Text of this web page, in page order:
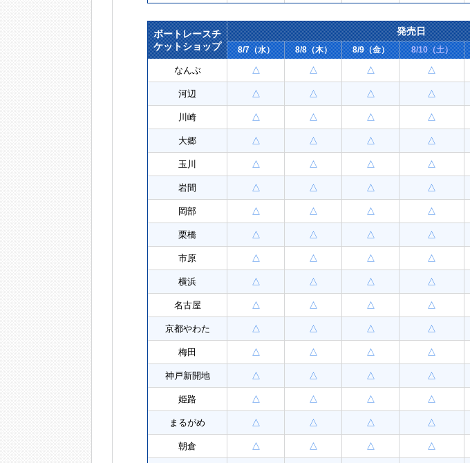
ボートレースチ
ケットショップ
発売日
8/7（水） 8/8（木） 8/9（金） 8/10（土）
なんぶ △ △ △ △
河辺 △ △ △ △
川崎 △ △ △ △
大郷 △ △ △ △
玉川 △ △ △ △
岩間 △ △ △ △
岡部 △ △ △ △
栗橋 △ △ △ △
市原 △ △ △ △
横浜 △ △ △ △
名古屋 △ △ △ △
京都やわた △ △ △ △
梅田 △ △ △ △
神戸新開地 △ △ △ △
姫路 △ △ △ △
まるがめ △ △ △ △
朝倉 △ △ △ △